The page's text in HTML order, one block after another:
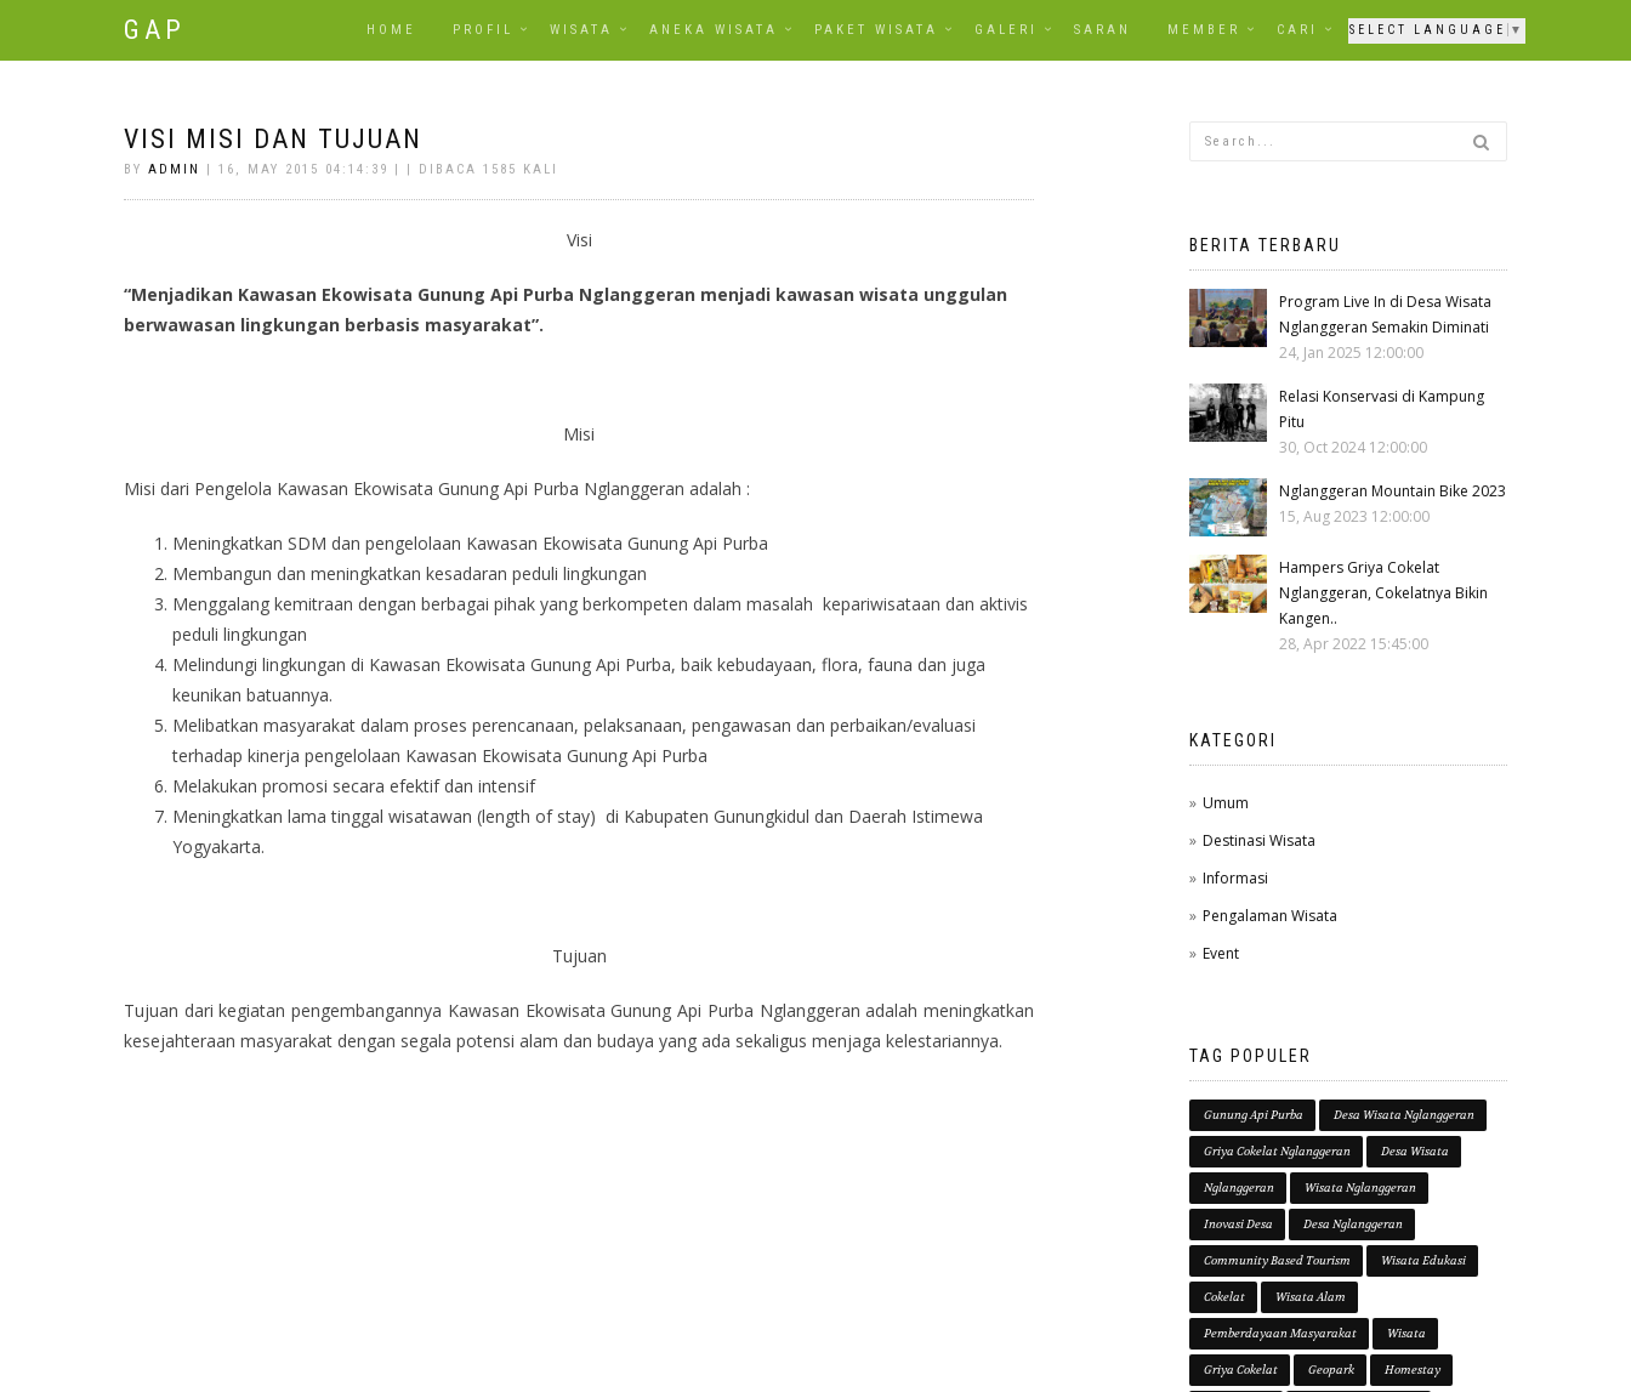
GAP HOME PROFIL WISATA ANEKA WISATA PAKET WISATA GALERI SARAN MEMBER CARI SELECT LANGUAGE ▼
VISI MISI DAN TUJUAN
BY ADMIN | 16, MAY 2015 04:14:39 | | DIBACA 1585 KALI
Visi
“Menjadikan Kawasan Ekowisata Gunung Api Purba Nglanggeran menjadi kawasan wisata unggulan
berwawasan lingkungan berbasis masyarakat”.
Misi
Misi dari Pengelola Kawasan Ekowisata Gunung Api Purba Nglanggeran adalah :
Meningkatkan SDM dan pengelolaan Kawasan Ekowisata Gunung Api Purba
Membangun dan meningkatkan kesadaran peduli lingkungan
Menggalang kemitraan dengan berbagai pihak yang berkompeten dalam masalah kepariwisataan dan aktivis
peduli lingkungan
Melindungi lingkungan di Kawasan Ekowisata Gunung Api Purba, baik kebudayaan, flora, fauna dan juga
keunikan batuannya.
Melibatkan masyarakat dalam proses perencanaan, pelaksanaan, pengawasan dan perbaikan/evaluasi
terhadap kinerja pengelolaan Kawasan Ekowisata Gunung Api Purba
Melakukan promosi secara efektif dan intensif
Meningkatkan lama tinggal wisatawan (length of stay) di Kabupaten Gunungkidul dan Daerah Istimewa
Yogyakarta.
Tujuan
Tujuan dari kegiatan pengembangannya Kawasan Ekowisata Gunung Api Purba Nglanggeran adalah meningkatkan
kesejahteraan masyarakat dengan segala potensi alam dan budaya yang ada sekaligus menjaga kelestariannya.
BERITA TERBARU
Program Live In di Desa Wisata
Nglanggeran Semakin Diminati
24, Jan 2025 12:00:00
Relasi Konservasi di Kampung
Pitu
30, Oct 2024 12:00:00
Nglanggeran Mountain Bike 2023
15, Aug 2023 12:00:00
Hampers Griya Cokelat
Nglanggeran, Cokelatnya Bikin
Kangen..
28, Apr 2022 15:45:00
KATEGORI
Umum
Destinasi Wisata
Informasi
Pengalaman Wisata
Event
TAG POPULER
Gunung Api Purba Desa Wisata Nglanggeran
Griya Cokelat Nglanggeran Desa Wisata
Nglanggeran Wisata Nglanggeran
Inovasi Desa Desa Nglanggeran
Community Based Tourism Wisata Edukasi
Cokelat Wisata Alam
Pemberdayaan Masyarakat Wisata
Griya Cokelat Geopark Homestay